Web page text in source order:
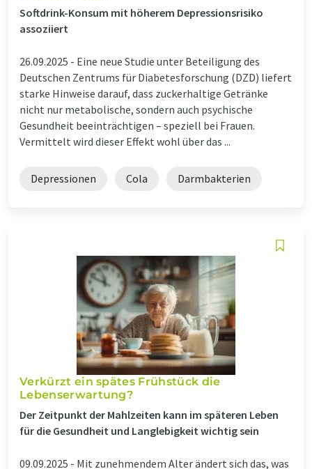
Softdrink-Konsum mit höherem Depressionsrisiko
assoziiert
26.09.2025 - Eine neue Studie unter Beteiligung des
Deutschen Zentrums für Diabetesforschung (DZD) liefert
starke Hinweise darauf, dass zuckerhaltige Getränke
nicht nur metabolische, sondern auch psychische
Gesundheit beeinträchtigen – speziell bei Frauen.
Vermittelt wird dieser Effekt wohl über das ...
Depressionen Cola Darmbakterien
Verkürzt ein spätes Frühstück die
Lebenserwartung?
Der Zeitpunkt der Mahlzeiten kann im späteren Leben
für die Gesundheit und Langlebigkeit wichtig sein
09.09.2025 - Mit zunehmendem Alter ändert sich das, was